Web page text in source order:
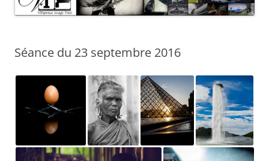
Séance du 23 septembre 2016